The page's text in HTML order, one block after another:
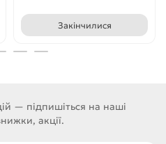
Закінчилися
— підпишіться на наші
акції.